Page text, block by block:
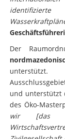
Der
und unterstützt
des Öko-
wir [das